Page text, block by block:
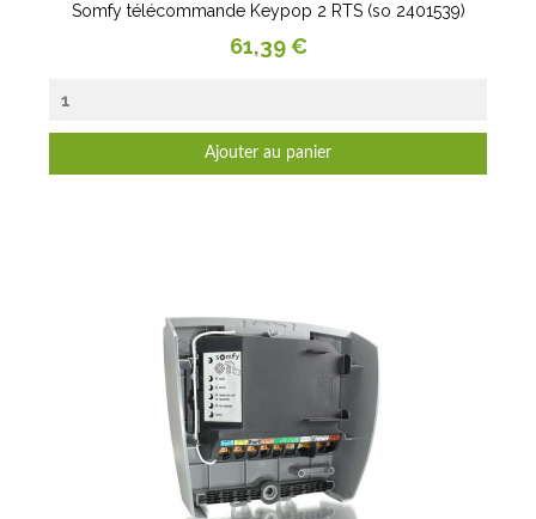
Somfy télécommande Keypop 2 RTS (so 2401539)
Prix
61,39 €
Ajouter au panier